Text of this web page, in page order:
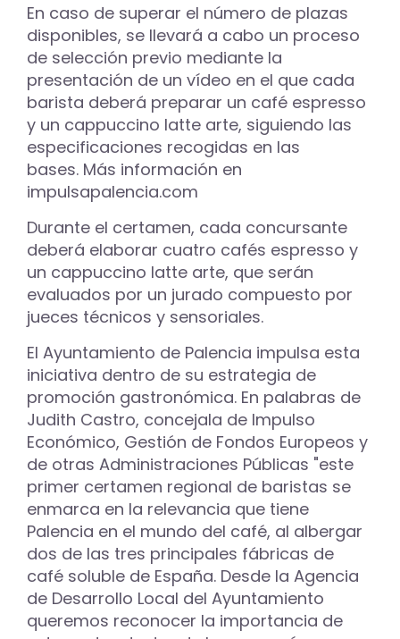
En caso de superar el número de plazas
disponibles, se llevará a cabo un proceso
de selección previo mediante la
presentación de un vídeo en el que cada
barista deberá preparar un café espresso
y un cappuccino latte arte, siguiendo las
especificaciones recogidas en las
bases. Más información en
impulsapalencia.com
Durante el certamen, cada concursante
deberá elaborar cuatro cafés espresso y
un cappuccino latte arte, que serán
evaluados por un jurado compuesto por
jueces técnicos y sensoriales.
El Ayuntamiento de Palencia impulsa esta
iniciativa dentro de su estrategia de
promoción gastronómica. En palabras de
Judith Castro, concejala de Impulso
Económico, Gestión de Fondos Europeos y
de otras Administraciones Públicas "este
primer certamen regional de baristas se
enmarca en la relevancia que tiene
Palencia en el mundo del café, al albergar
dos de las tres principales fábricas de
café soluble de España. Desde la Agencia
de Desarrollo Local del Ayuntamiento
queremos reconocer la importancia de